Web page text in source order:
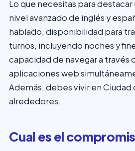
Lo que necesitas para
nivel avanzado de inglés y
hablado, disponibilidad para
turnos, incluyendo noches y
capacidad de navegar a través
aplicaciones web
Además, debes vivir en Ciudad
alrededores.
Cual es el